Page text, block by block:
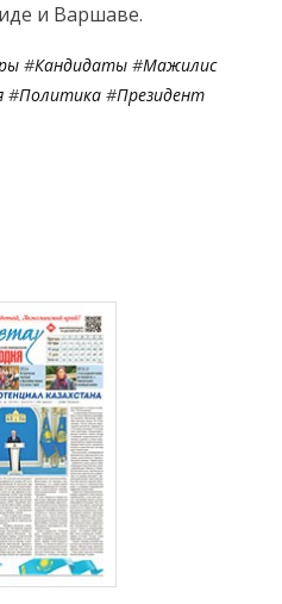
и Варшаве.
#Кандидаты #Мажилис
#Политика #Президент